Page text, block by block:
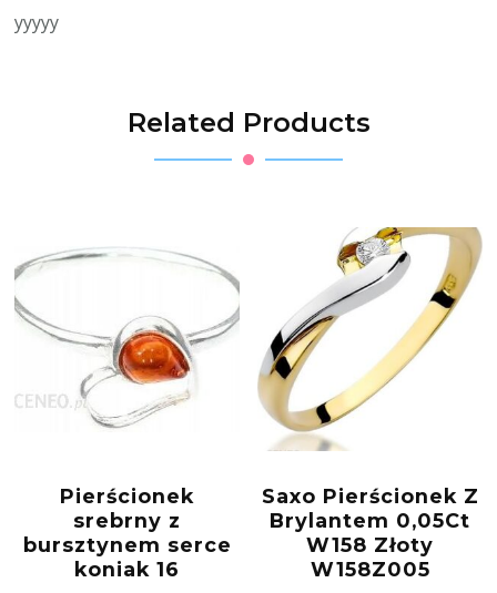
yyyyy
Related Products
Pierścionek
srebrny z
bursztynem serce
koniak 16
Saxo Pierścionek Z
Brylantem 0,05Ct
W158 Złoty
W158Z005